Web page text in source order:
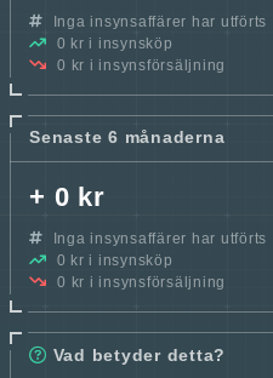
Inga insynsaffärer har utförts
0 kr i insynsköp
0 kr i insynsförsäljning
Senaste 6 månaderna
+ 0 kr
Inga insynsaffärer har utförts
0 kr i insynsköp
0 kr i insynsförsäljning
Vad betyder detta?